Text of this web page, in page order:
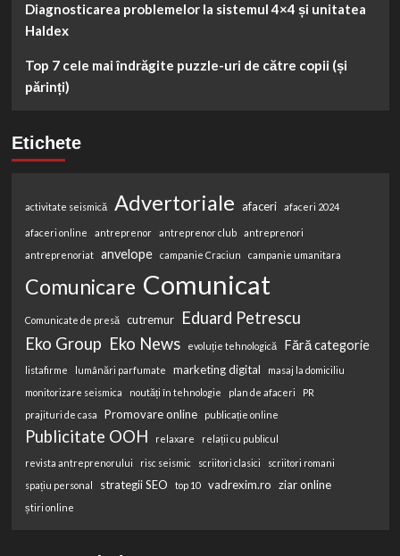
Diagnosticarea problemelor la sistemul 4×4 și unitatea
Haldex
Top 7 cele mai îndrăgite puzzle-uri de către copii (și
părinți)
Etichete
activitate seismică Advertoriale afaceri afaceri 2024
afaceri online antreprenor antreprenor club
antreprenori
antreprenoriat
anvelope campanie Craciun campanie umanitara
Comunicare Comunicat
Comunicate de presă cutremur
Eduard Petrescu
Eko Group Eko News evoluție tehnologică Fără categorie
listafirme lumânări parfumate marketing digital
masaj la domiciliu
monitorizare seismica
noutăți în tehnologie plan de afaceri
PR
prajituri de casa
Promovare online publicație online
Publicitate OOH relaxare relații cu publicul
revista antreprenorului risc seismic scriitori clasici
scriitori romani
spațiu personal
strategii SEO top 10 vadrexim.ro ziar online
știri online